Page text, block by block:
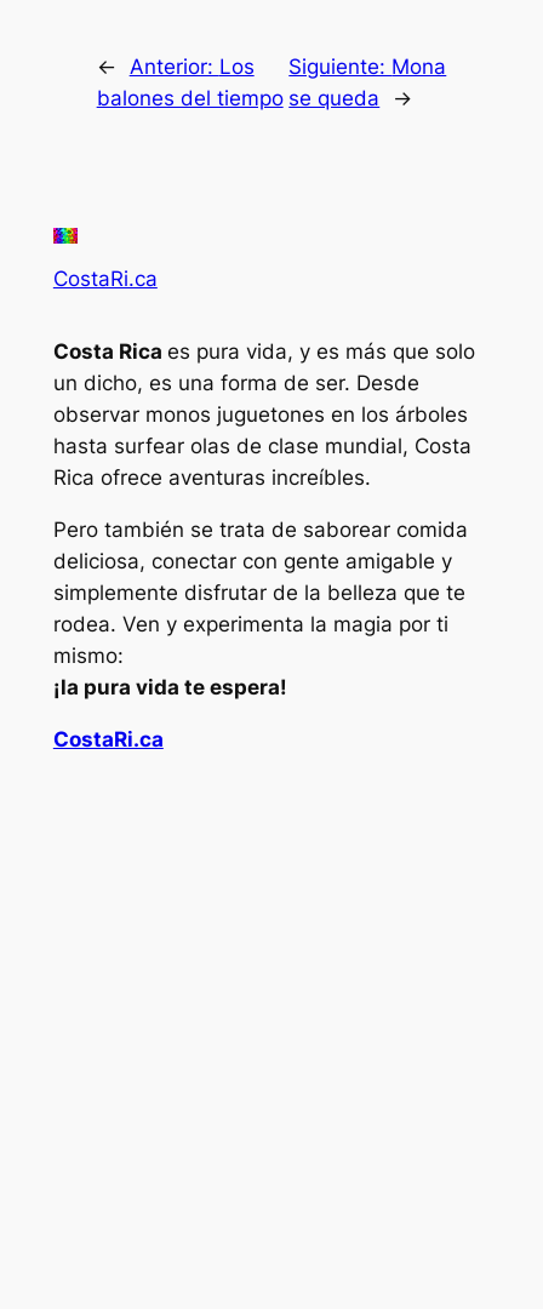
← Anterior: Los
balones del tiempo
Siguiente: Mona
se queda
→
CostaRi.ca
Costa Rica es pura vida, y es más que solo
un dicho, es una forma de ser. Desde
observar monos juguetones en los árboles
hasta surfear olas de clase mundial, Costa
Rica ofrece aventuras increíbles.
Pero también se trata de saborear comida
deliciosa, conectar con gente amigable y
simplemente disfrutar de la belleza que te
rodea. Ven y experimenta la magia por ti
mismo:
¡la pura vida te espera!
CostaRi.ca